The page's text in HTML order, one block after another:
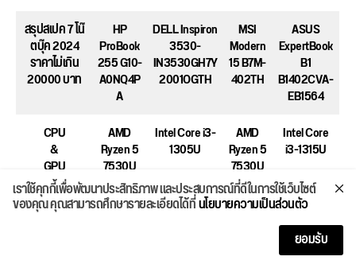
สรุปสเปค 7 โน๊
ตบุ๊ค 2024
ราคาไม่เกิน
20000 บาท
HP
ProBook
255 G10-
A0NQ4P
A
DELL Inspiron
3530-
IN3530GH7Y
2001OGTH
MSI
Modern
15 B7M-
402TH
ASUS
ExpertBook
B1
B1402CVA-
EB1564
CPU
&
GPU
AMD
Ryzen 5
7530U
AMD
Radeon
Intel Core i3-
1305U
Intel UHD
Graphics
AMD
Ryzen 5
7530U
AMD
Radeon
Intel Core
i3-1315U
Intel UHD
Graphics
เราใช้คุกกี้เพื่อพัฒนาประสิทธิภาพ และประสบการณ์ที่ดีในการใช้เว็บไซต์
ของคุณ คุณสามารถศึกษารายละเอียดได้ที่นโยบายความเป็นส่วนตัว
ยอมรับ